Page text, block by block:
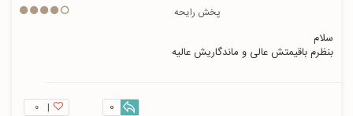
پخش رایحه
بنظرم باقیمتش عالی و ماندگاریش عالیه
| ۰ 0